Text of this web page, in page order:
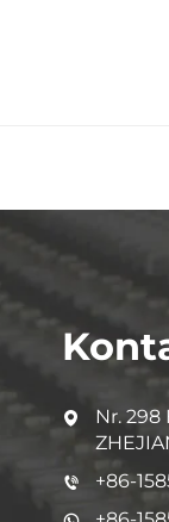
Nr. 298
+86-